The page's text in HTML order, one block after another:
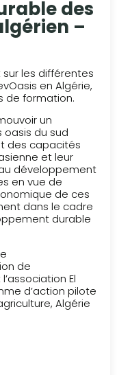
des
–
les différentes
en Algérie,
de formation.
un
du sud
des capacités
et leur
développement
en vue de
de ces
dans le cadre
durable
de
El
d’action pilote
Algérie